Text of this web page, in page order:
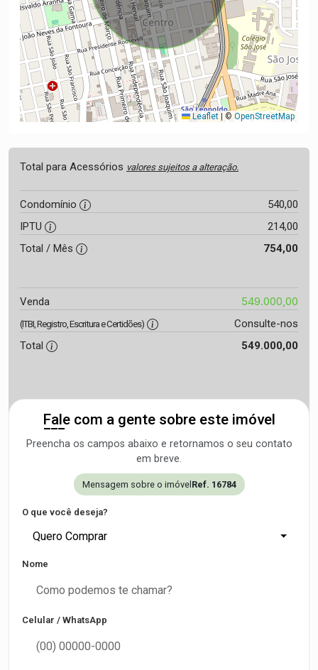
Leaflet ©OpenStreetMap
Total para Acessórios valores sujeitos a alteração.
Condomínio
540,00
IPTU
214,00
Total / Mês
754,00
Venda 549.000,00
(ITBI, Registro, Escritura e Certidões)
Consulte-nos
Total
549.000,00
Fale com a gente sobre este imóvel
Preencha os campos abaixo e retornamos o seu contato
em breve.
Mensagem sobre o imóvel Ref. 16784
O que você deseja?
Quero Comprar
Nome
Celular / WhatsApp